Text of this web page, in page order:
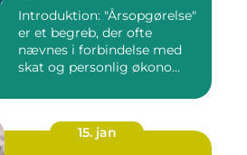
Introduktion: "Årsopgørelse"
er et begreb, der ofte
nævnes i forbindelse med
skat og personlig økono...
15. jan